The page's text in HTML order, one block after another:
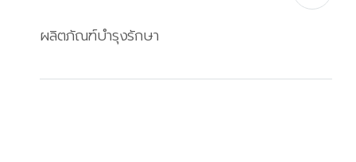
ผลิตภัณฑ์บำรุงรักษา